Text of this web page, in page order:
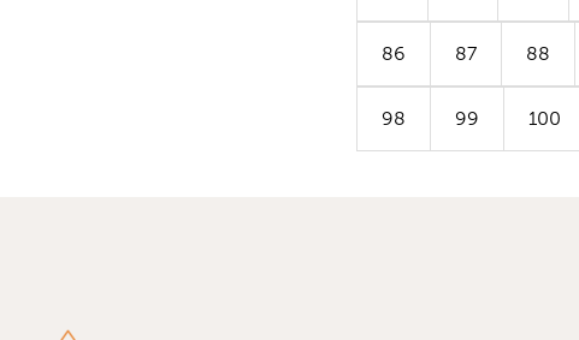
86 87 88
98 99 100